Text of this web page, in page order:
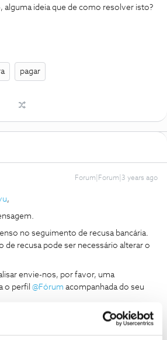
alguma ideia que de como resolver isto?
pagar
Forum|Forum|3 years ago
,
no seguimento de recusa bancária.
de recusa pode ser necessário alterar o
envie-nos, por favor, uma
o perfil @Fórum acompanhada do seu